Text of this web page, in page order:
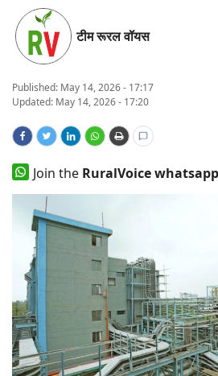
States
Events
Agritech
Cooperatives
International
Rural Dialogue
Ground Report
Rural Connect
टीम रूरल वॉयस
Published: May 14, 2026 - 17:17
Updated: May 14, 2026 - 17:20
Join the RuralVoice